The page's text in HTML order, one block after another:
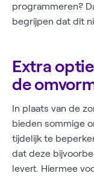
programmeren?
begrijpen dat dit
Extra
de
In plaats van de
bieden sommige
tijdelijk te
dat deze
levert. Hiermee